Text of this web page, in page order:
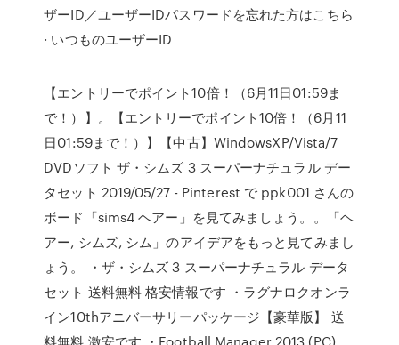
ザーID／ユーザーIDパスワードを忘れた方はこちら
· いつものユーザーID
【エントリーでポイント10倍！（6月11日01:59ま
で！）】。【エントリーでポイント10倍！（6月11
日01:59まで！）】【中古】WindowsXP/Vista/7
DVDソフト ザ・シムズ 3 スーパーナチュラル デー
タセット 2019/05/27 - Pinterest で ppk001 さんの
ボード「sims4 ヘアー」を見てみましょう。。「ヘ
アー, シムズ, シム」のアイデアをもっと見てみまし
ょう。 ・ザ・シムズ 3 スーパーナチュラル データ
セット 送料無料 格安情報です ・ラグナロクオンラ
イン10thアニバーサリーパッケージ【豪華版】 送
料無料 激安です ・Football Manager 2013 (PC)